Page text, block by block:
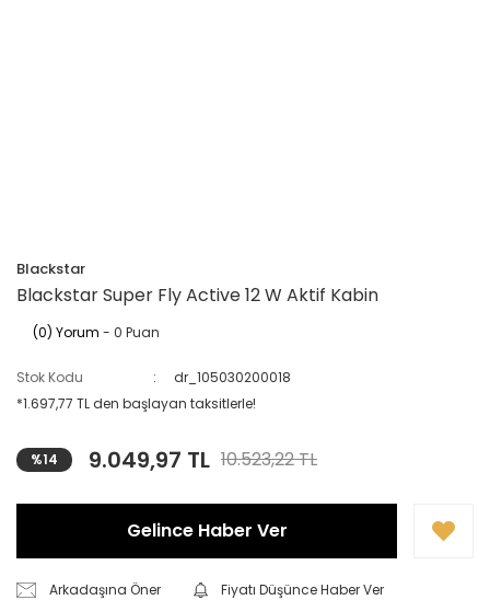
Blackstar
Blackstar Super Fly Active 12 W Aktif Kabin
(0) Yorum - 0 Puan
Stok Kodu
dr_105030200018
*1.697,77 TL den başlayan taksitlerle!
%14 9.049,97 TL 10.523,22 TL
Gelince Haber Ver
Arkadaşına Öner
Fiyatı Düşünce Haber Ver